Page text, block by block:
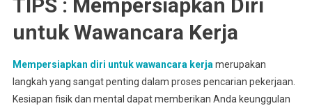
TIPS : Mempersiapkan Diri
untuk Wawancara Kerja
Mempersiapkan diri untuk wawancara kerja merupakan
langkah yang sangat penting dalam proses pencarian pekerjaan.
Kesiapan fisik dan mental dapat memberikan Anda keunggulan